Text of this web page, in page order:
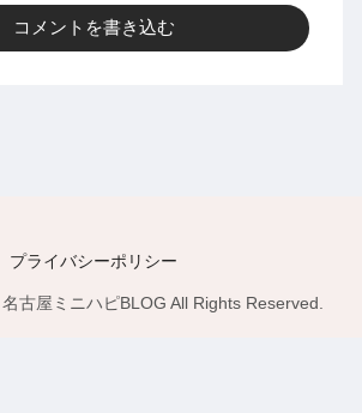
コメントを書き込む
プライバシーポリシー
古屋ミニハピBLOG All Rights Reserved.